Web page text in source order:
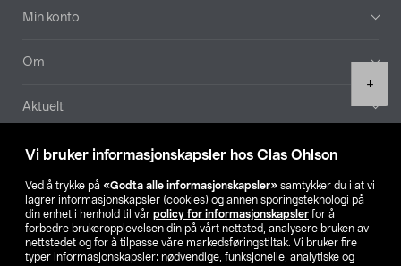
Vi bruker informasjonskapsler hos Clas Ohlson
Ved å trykke på «Godta alle informasjonskapsler» samtykker du i at vi
lagrer informasjonskapsler (cookies) og annen sporingsteknologi på
din enhet i henhold til vår policy for informasjonskapsler for å
forbedre brukeropplevelsen din på vårt nettsted, analysere bruken av
nettstedet og for å tilpasse våre markedsføringstiltak. Vi bruker fire
typer informasjonskapsler: nødvendige, funksjonelle, analytiske og
+
Min konto
Om
Aktuelt
Våre selskaper
Finn din butikk
SE NO FI